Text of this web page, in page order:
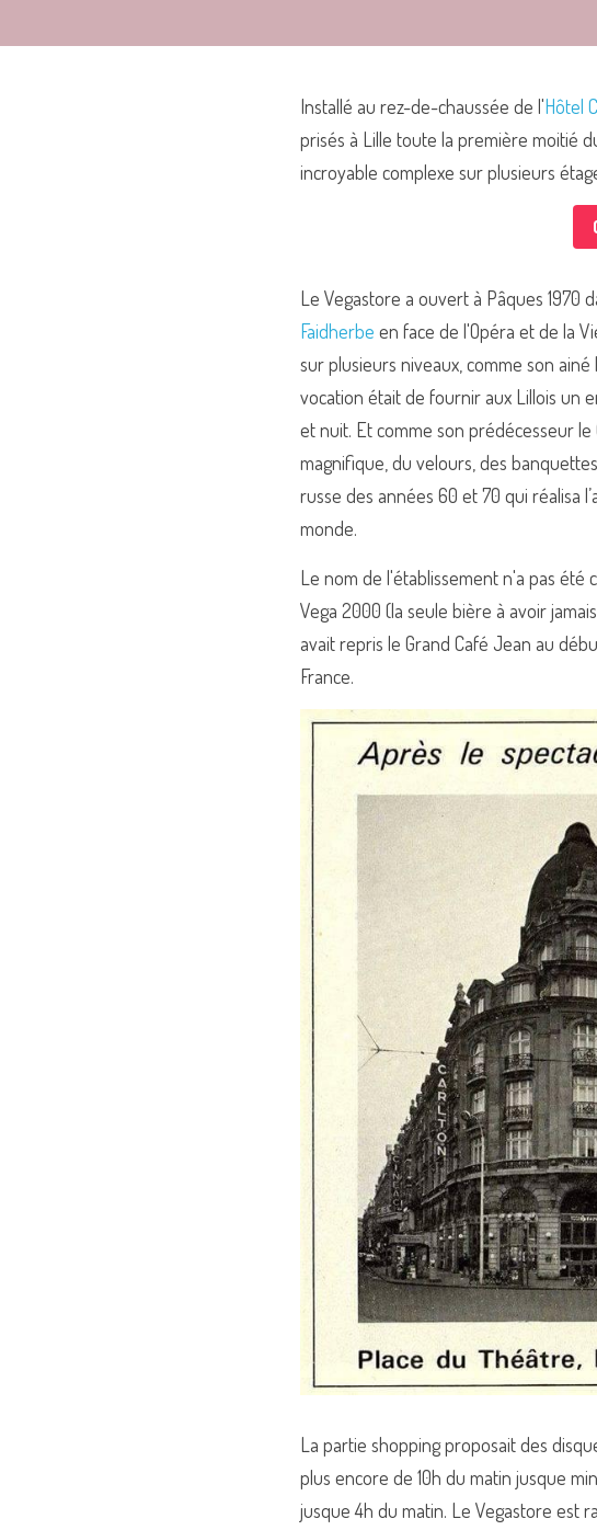
Installé au rez-de-chaussée de l'Hôtel
prisés à Lille toute la première moitié
incroyable complexe sur plusieurs
Le Vegastore a ouvert à Pâques 1970
Faidherbe en face de l'Opéra et de la
sur plusieurs niveaux, comme son ainé
vocation était de fournir aux Lillois un
et nuit. Et comme son prédécesseur
magnifique, du velours, des
russe des années 60 et 70 qui réalisa
monde.
Le nom de l'établissement n'a pas été
Vega 2000 (la seule bière à avoir
avait repris le Grand Café Jean au
France.
La partie shopping proposait des
plus encore de 10h du matin jusque
jusque 4h du matin. Le Vegastore est